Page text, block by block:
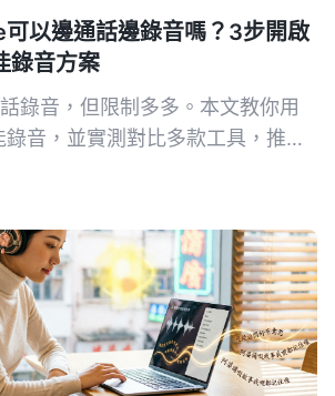
以邊通話邊錄音嗎？3步開啟
錄音方案
錄音，但限制多多。本文教你用
錄音，並實測對比多款工具，推薦